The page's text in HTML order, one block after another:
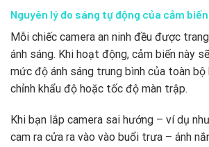
Nguyên lý đo sáng tự động của cảm
Mỗi chiếc camera an ninh đều được
ánh sáng. Khi hoạt động, cảm biến này
mức độ ánh sáng trung bình của toàn bộ
chỉnh khẩu độ hoặc tốc độ màn trập.
Khi bạn lắp camera sai hướng – ví dụ
cam ra cửa ra vào vào buổi trưa – ánh